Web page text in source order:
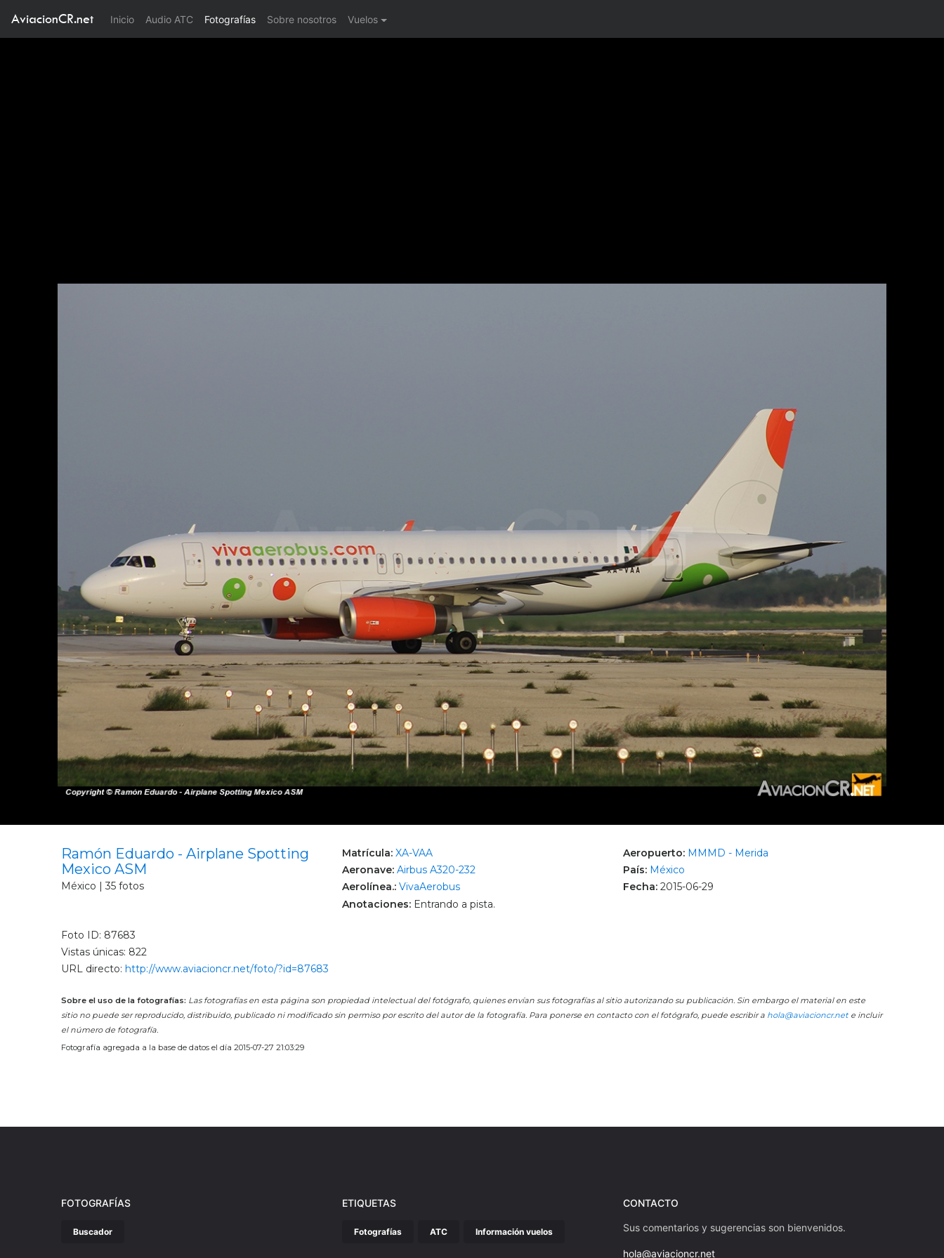
AviacionCR.net Inicio(current)
Audio ATC Fotografías Sobre nosotros Vuelos
Ramón Eduardo - Airplane Spotting
Mexico ASM
México | 35 fotos
Matrícula: XA-VAA
Aeronave: Airbus A320-232
Aerolínea.: VivaAerobus
Anotaciones: Entrando a pista.
Aeropuerto: MMMD - Merida
País: México
Fecha: 2015-06-29
Foto ID: 87683
Vistas únicas: 822
URL directo: http://www.aviacioncr.net/foto/?id=87683
Sobre el uso de la fotografías: Las fotografías en esta página son propiedad intelectual del fotógrafo, quienes envían sus fotografías al sitio autorizando su publicación. Sin embargo el material en este
sitio no puede ser reproducido, distribuido, publicado ni modificado sin permiso por escrito del autor de la fotografía. Para ponerse en contacto con el fotógrafo, puede escribir a hola@aviacioncr.nete incluir
el número de fotografía.
Fotografía agregada a la base de datos el día 2015-07-27 21:03:29
FOTOGRAFÍAS
Buscador
ETIQUETAS
Fotografías ATC Información vuelos
CONTACTO
Sus comentarios y sugerencias son bienvenidos.
hola@aviacioncr.net